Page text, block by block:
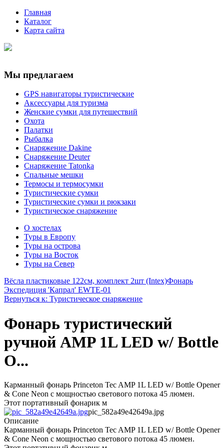
Главная
Каталог
Карта сайта
Мы предлагаем
GPS навигаторы туристические
Аксессуары для туризма
Женские сумки для путешествий
Охота
Палатки
Рыбалка
Снаряжение Dakine
Снаряжение Deuter
Снаряжение Tatonka
Спальные мешки
Термосы и термосумки
Туристические сумки
Туристические сумки и рюкзаки
Туристическое снаряжение
О хостелах
Туры в Европу
Туры на острова
Туры на Восток
Туры на Север
Вёсла пластиковые 122см, комплект 2шт (Intex)Фонарь
Экспедиция 'Капрал' EWTE-01
Вернуться к: Туристическое снаряжение
Фонарь туристический
ручной AMP 1L LED w/ Bottle
O...
Карманный фонарь Princeton Tec AMP 1L LED w/ Bottle Opener
& Cone Neon с мощностью светового потока 45 люмен.
Этот портативный фонарик м
pic_582a49e42649a.jpg
Описание
Карманный фонарь Princeton Tec AMP 1L LED w/ Bottle Opener
& Cone Neon с мощностью светового потока 45 люмен.